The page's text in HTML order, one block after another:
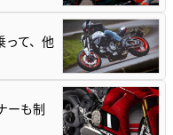
って、他
ーも制